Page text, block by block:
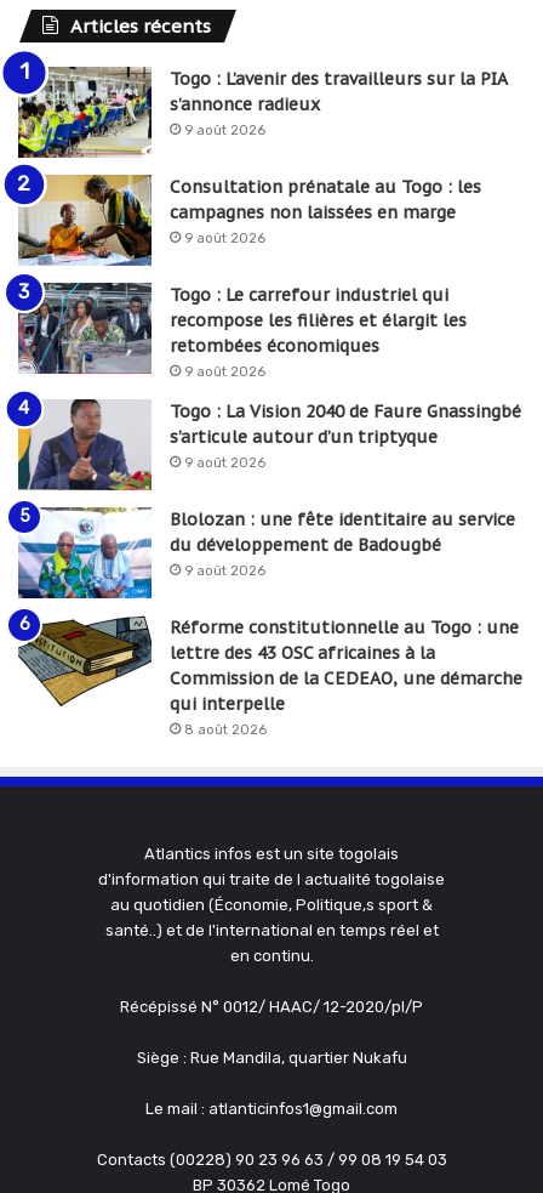
Articles récents
Togo : L’avenir des travailleurs sur la PIA
s’annonce radieux
9 août 2026
Consultation prénatale au Togo : les
campagnes non laissées en marge
9 août 2026
Togo : Le carrefour industriel qui
recompose les filières et élargit les
retombées économiques
9 août 2026
Togo : La Vision 2040 de Faure Gnassingbé
s’articule autour d’un triptyque
9 août 2026
Blolozan : une fête identitaire au service
du développement de Badougbé
9 août 2026
Réforme constitutionnelle au Togo : une
lettre des 43 OSC africaines à la
Commission de la CEDEAO, une démarche
qui interpelle
8 août 2026
Atlantics infos est un site togolais
d'information qui traite de l actualité togolaise
au quotidien (Économie, Politique,s sport &
santé..) et de l'international en temps réel et
en continu.
Récépissé N° 0012/ HAAC/ 12-2020/pl/P
Siège : Rue Mandila, quartier Nukafu
Le mail : atlanticinfos1@gmail.com
Contacts (00228) 90 23 96 63 / 99 08 19 54 03
BP 30362 Lomé Togo